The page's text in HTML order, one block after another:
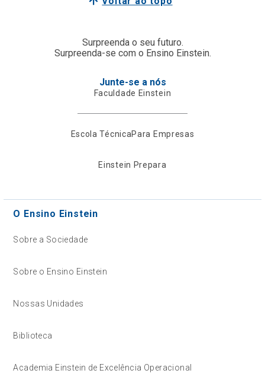
Surpreenda o seu futuro.
Surpreenda-se com o Ensino Einstein.
Junte-se a nós
Faculdade Einstein
Escola TécnicaPara Empresas
Einstein Prepara
O Ensino Einstein
Sobre a Sociedade
Sobre o Ensino Einstein
Nossas Unidades
Biblioteca
Academia Einstein de Excelência Operacional